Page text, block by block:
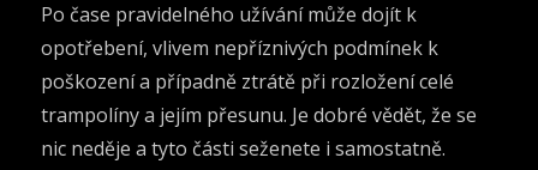
Po čase pravidelného užívání může dojít k
opotřebení, vlivem nepříznivých podmínek k
poškození a případně ztrátě při rozložení celé
trampolíny a jejím přesunu. Je dobré vědět, že se
nic neděje a tyto části seženete i samostatně.